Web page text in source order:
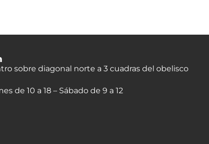
sobre diagonal norte a 3 cuadras del obelisco
de 10 a 18 – Sábado de 9 a 12